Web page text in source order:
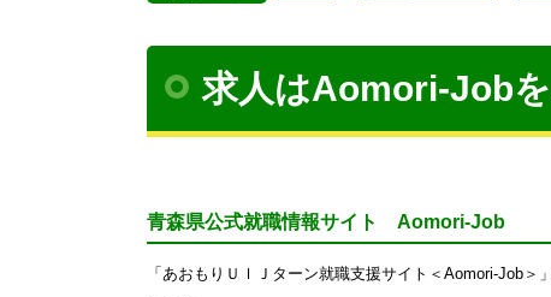
求人はAomori-Job
青森県公式就職情報サイト Aomori-Job
「あおもりＵＩＪターン就職支援サイト＜Aomori-Job